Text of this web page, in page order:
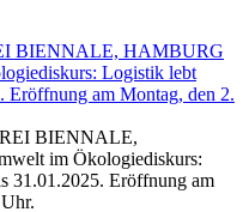
BIENNALE, HAMBURG
Logistik lebt
Eröffnung am Montag, den 2.